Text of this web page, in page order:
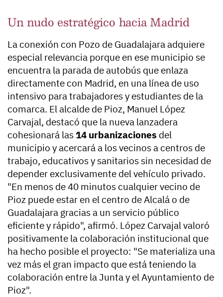
Un nudo estratégico hacia Madrid
La conexión con Pozo de Guadalajara adquiere
especial relevancia porque en ese municipio se
encuentra la parada de autobús que enlaza
directamente con Madrid, en una línea de uso
intensivo para trabajadores y estudiantes de la
comarca. El alcalde de Pioz, Manuel López
Carvajal, destacó que la nueva lanzadera
cohesionará las 14 urbanizaciones del
municipio y acercará a los vecinos a centros de
trabajo, educativos y sanitarios sin necesidad de
depender exclusivamente del vehículo privado.
"En menos de 40 minutos cualquier vecino de
Pioz puede estar en el centro de Alcalá o de
Guadalajara gracias a un servicio público
eficiente y rápido", afirmó. López Carvajal valoró
positivamente la colaboración institucional que
ha hecho posible el proyecto: "Se materializa una
vez más el gran impacto que está teniendo la
colaboración entre la Junta y el Ayuntamiento de
Pioz".